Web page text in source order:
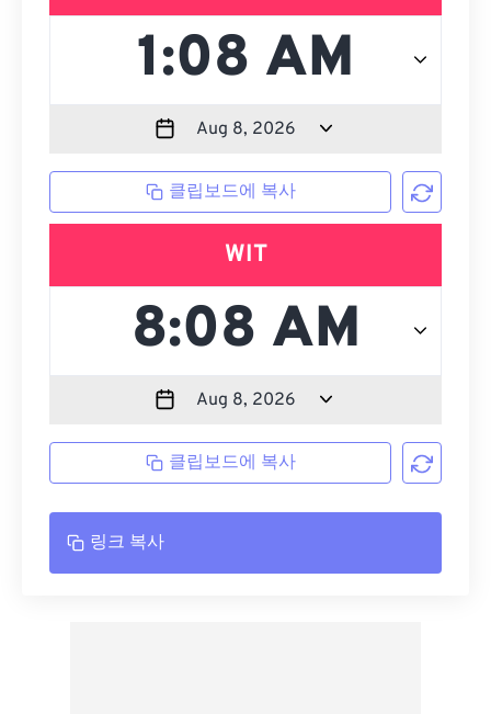
클립보드에 복사
WIT
클립보드에 복사
링크 복사